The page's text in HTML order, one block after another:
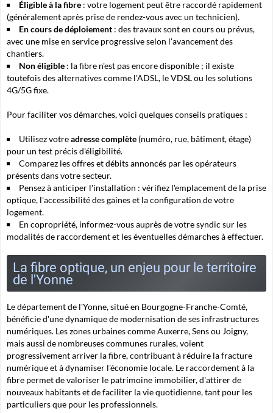
Éligible à la fibre : votre logement peut être raccordé rapidement
(généralement après prise de rendez-vous avec un technicien).
En cours de déploiement : des travaux sont en cours ou prévus,
avec une mise en service progressive selon l'avancement des
chantiers.
Non éligible : la fibre n'est pas encore disponible ; il existe
toutefois des alternatives comme l'ADSL, le VDSL ou les solutions
4G/5G fixe.
Pour faciliter vos démarches, voici quelques conseils pratiques :
Utilisez votreadresse complète (numéro, rue, bâtiment, étage)
pour un test précis d'éligibilité.
Comparez les offres etdébits annoncés par les opérateurs
présents dans votre secteur.
Pensez à anticiper l'installation : vérifiez l'emplacement de la prise
optique, l'accessibilité des gaines et la configuration de votre
logement.
En copropriété, informez-vous auprès de votre syndic sur les
modalités de raccordement et les éventuelles démarches à effectuer.
La fibre optique, un enjeu pour le territoire
de l'Yonne
Le département de l'Yonne, situé en Bourgogne-Franche-Comté,
bénéficie d'une dynamique de modernisation de ses infrastructures
numériques. Les zones urbaines comme Auxerre, Sens ou Joigny,
mais aussi de nombreuses communes rurales, voient
progressivement arriver la fibre, contribuant à réduire la fracture
numérique et à dynamiser l'économie locale. Le raccordement à la
fibre permet de valoriser le patrimoine immobilier, d'attirer de
nouveaux habitants et de faciliter la vie quotidienne, tant pour les
particuliers que pour les professionnels.